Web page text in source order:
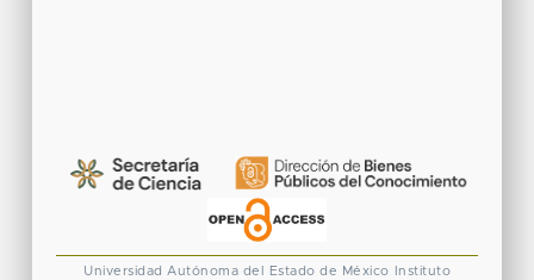
Universidad Autónoma del Estado de México Instituto